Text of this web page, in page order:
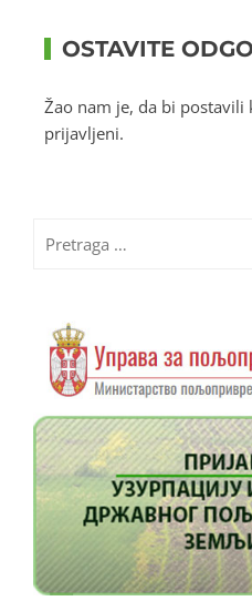
OSTAVITE
Žao nam je, da bi
prijavljeni.
za: